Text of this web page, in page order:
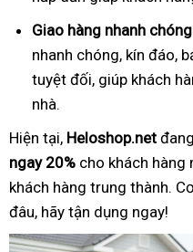
Giao hàng nhanh
nhanh chóng, kín đáo,
tuyệt đối, giúp khách
nhà.
Hiện tại, Heloshop.net
ngay 20% cho khách hàng
khách hàng trung thành.
đâu, hãy tận dụng ngay!